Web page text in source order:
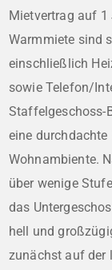
Mietvertrag auf 1
Warmmiete sind
einschließlich
sowie Telefon/
Staffelgeschoss-
eine
Wohnambiente.
über wenige
das
hell und
zunächst auf der